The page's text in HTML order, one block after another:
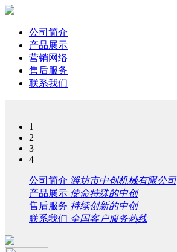
公司简介
产品展示
营销网络
售后服务
联系我们
1
2
3
4
公司简介 潍坊市中创机械有限公司
产品展示 使命特殊的中创
售后服务 持续创新的中创
联系我们 全国客户服务热线